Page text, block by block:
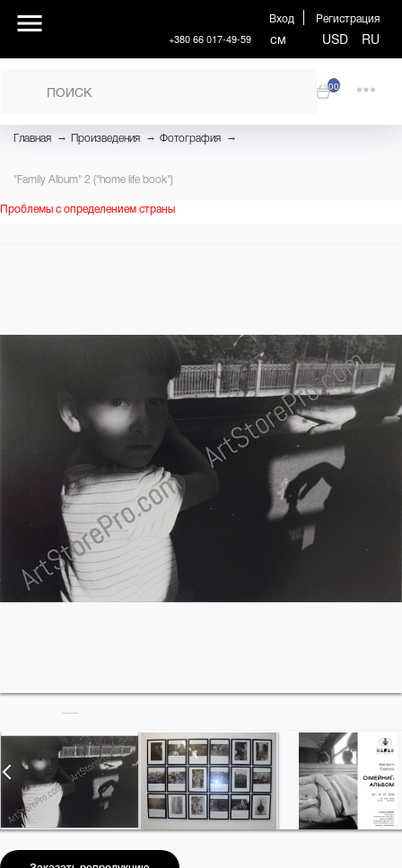
Вход Регистрация
+380 66 017-49-59 см USD RU
00
Главная → Произведения → Фотография →
"Family Album" 2 ("home life book")
Проблемы с определением страны